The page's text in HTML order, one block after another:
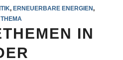
,ERNEUERBARE ENERGIEN,
THEMA
IN